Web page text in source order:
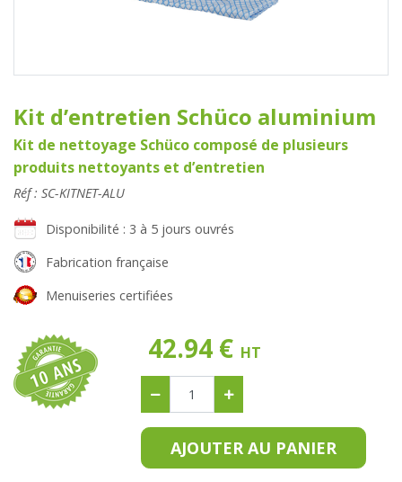
Kit d’entretien Schüco aluminium
Kit de nettoyage Schüco composé de plusieurs
produits nettoyants et d’entretien
Réf : SC-KITNET-ALU
Disponibilité : 3 à 5 jours ouvrés
Fabrication française
Menuiseries certifiées
42.94 € HT
AJOUTER AU PANIER